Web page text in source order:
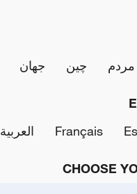
مردم چین جهان
Français العربية
CHOOSE